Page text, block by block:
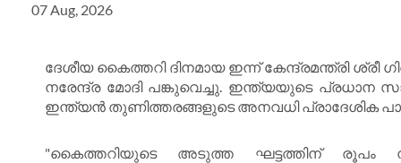
07 Aug, 2026
ദേശീയ കൈത്തറി ദിനമായ ഇന്ന് കേന്ദ്രമന്ത്രി ശ്രീ
നരേന്ദ്ര മോദി പങ്കുവെച്ചു. ഇന്ത്യയുടെ പ്രധാന
ഇന്ത്യൻ തുണിത്തരങ്ങളുടെ അനവധി പ്രാദേശിക
"കൈത്തറിയുടെ അടുത്ത ഘട്ടത്തിന് രൂപം